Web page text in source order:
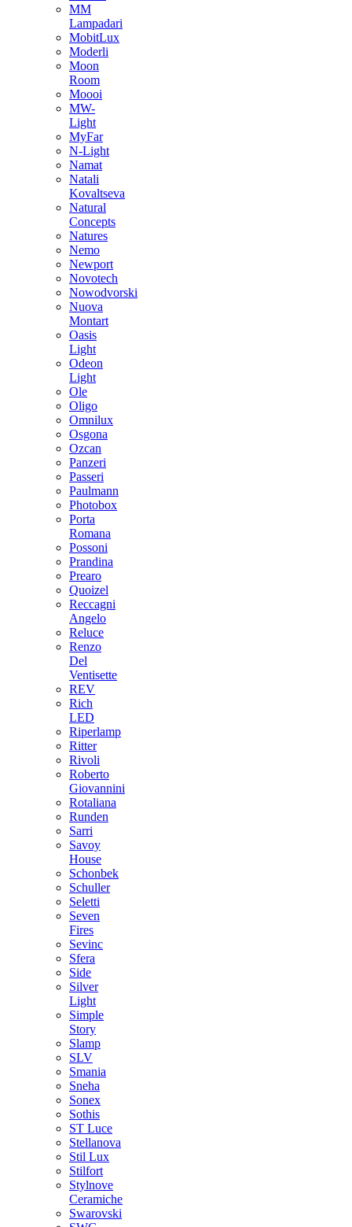
MM
Lampadari
MobitLux
Moderli
Moon
Room
Moooi
MW-
Light
MyFar
N-Light
Namat
Natali
Kovaltseva
Natural
Concepts
Natures
Nemo
Newport
Novotech
Nowodvorski
Nuova
Montart
Oasis
Light
Odeon
Light
Ole
Oligo
Omnilux
Osgona
Ozcan
Panzeri
Passeri
Paulmann
Photobox
Porta
Romana
Possoni
Prandina
Prearo
Quoizel
Reccagni
Angelo
Reluce
Renzo
Del
Ventisette
REV
Rich
LED
Riperlamp
Ritter
Rivoli
Roberto
Giovannini
Rotaliana
Runden
Sarri
Savoy
House
Schonbek
Schuller
Seletti
Seven
Fires
Sevinc
Sfera
Side
Silver
Light
Simple
Story
Slamp
SLV
Smania
Sneha
Sonex
Sothis
ST Luce
Stellanova
Stil Lux
Stilfort
Stylnove
Ceramiche
Swarovski